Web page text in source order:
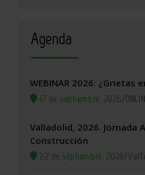
Agenda
WEBINAR 2026: ¿Grietas
17 de septiembre, 2026/
Valladolid, 2026. Jornada
Construcción
22 de septiembre, 2026/